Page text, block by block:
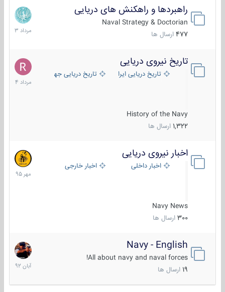
راهبردها و راهکنش های دریایی
Naval Strategy & Doctorian
477 ارسال ها
2
مرداد
1403
تاریخ نیروی دریایی
تاریخ دریایی ایران تاریخ دریایی جهان
History of the Navy
1,322 ارسال ها
16
مرداد
1404
اخبار نیروی دریایی
اخبار داخلی اخبار خارجی
Navy News
300 ارسال ها
27
مهر
1395
Navy - English
All about navy and naval forces!
ارسال ها
22
آبان
1392